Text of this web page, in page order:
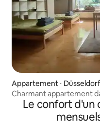
Appartement ⋅ Düsseldorf
Charmant appartement
Le confort d'un